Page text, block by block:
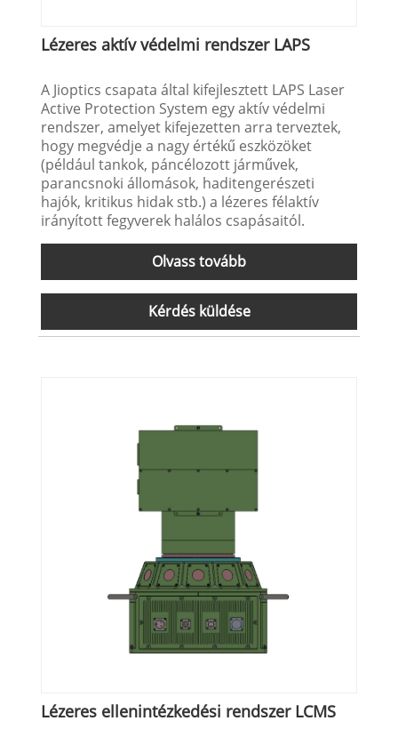
Lézeres aktív védelmi rendszer LAPS
A Jioptics csapata által kifejlesztett LAPS Laser
Active Protection System egy aktív védelmi
rendszer, amelyet kifejezetten arra terveztek,
hogy megvédje a nagy értékű eszközöket
(például tankok, páncélozott járművek,
parancsnoki állomások, haditengerészeti
hajók, kritikus hidak stb.) a lézeres félaktív
irányított fegyverek halálos csapásaitól.
Olvass tovább
Kérdés küldése
Lézeres ellenintézkedési rendszer LCMS